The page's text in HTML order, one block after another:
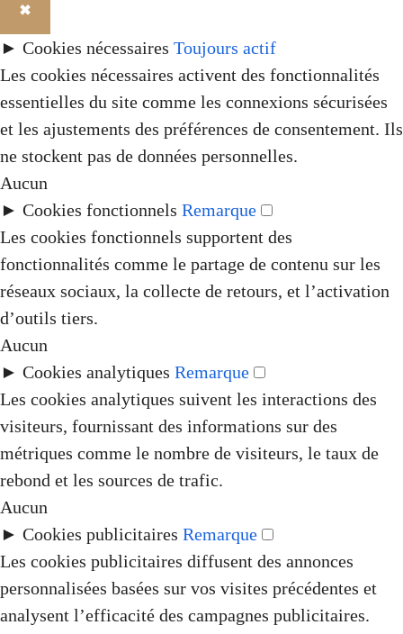
✖
► Cookies nécessaires Toujours actif
Les cookies nécessaires activent des fonctionnalités
essentielles du site comme les connexions sécurisées
et les ajustements des préférences de consentement. Ils
ne stockent pas de données personnelles.
Aucun
► Cookies fonctionnels Remarque
Les cookies fonctionnels supportent des
fonctionnalités comme le partage de contenu sur les
réseaux sociaux, la collecte de retours, et l’activation
d’outils tiers.
Aucun
► Cookies analytiques Remarque
Les cookies analytiques suivent les interactions des
visiteurs, fournissant des informations sur des
métriques comme le nombre de visiteurs, le taux de
rebond et les sources de trafic.
Aucun
► Cookies publicitaires Remarque
Les cookies publicitaires diffusent des annonces
personnalisées basées sur vos visites précédentes et
analysent l’efficacité des campagnes publicitaires.